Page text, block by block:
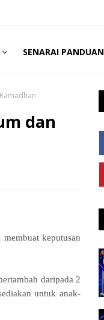
SENARAI PANDUAN
dan
keputusan
daripada 2
untuk anak-